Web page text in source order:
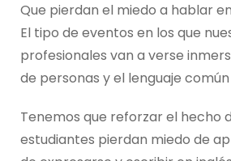
Que pierdan el miedo a hablar
El tipo de eventos en los que
profesionales van a verse
de personas y el lenguaje común
Tenemos que reforzar el hecho
estudiantes pierdan miedo de